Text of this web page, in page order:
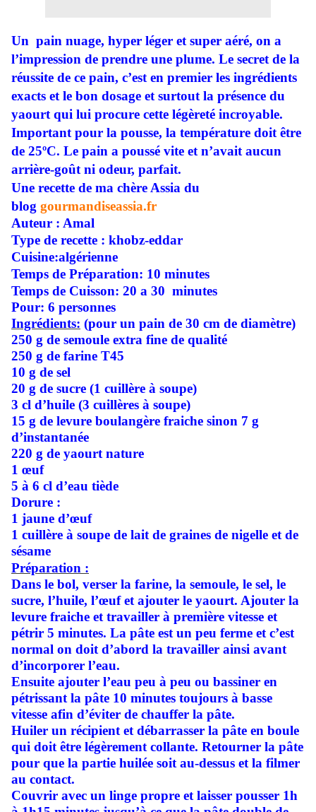
Un pain nuage, hyper léger et super aéré, on a
l’impression de prendre une plume. Le secret de la
réussite de ce pain, c’est en premier les ingrédients
exacts et le bon dosage et surtout la présence du
yaourt qui lui procure cette légèreté incroyable.
Important pour la pousse, la température doit être
de 25ºC. Le pain a poussé vite et n’avait aucun
arrière-goût ni odeur, parfait.
Une recette de ma chère Assia du
blog gourmandiseassia.fr
Auteur : Amal
Type de recette : khobz-eddar
Cuisine:algérienne
Temps de Préparation: 10 minutes
Temps de Cuisson: 20 a 30 minutes
Pour: 6 personnes
Ingrédients: (pour un pain de 30 cm de diamètre)
250 g de semoule extra fine de qualité
250 g de farine T45
10 g de sel
20 g de sucre (1 cuillère à soupe)
3 cl d’huile (3 cuillères à soupe)
15 g de levure boulangère fraiche sinon 7 g
d’instantanée
220 g de yaourt nature
1 œuf
5 à 6 cl d’eau tiède
Dorure :
1 jaune d’œuf
1 cuillère à soupe de lait de graines de nigelle et de
sésame
Préparation :
Dans le bol, verser la farine, la semoule, le sel, le
sucre, l’huile, l’œuf et ajouter le yaourt. Ajouter la
levure fraiche et travailler à première vitesse et
pétrir 5 minutes. La pâte est un peu ferme et c’est
normal on doit d’abord la travailler ainsi avant
d’incorporer l’eau.
Ensuite ajouter l’eau peu à peu ou bassiner en
pétrissant la pâte 10 minutes toujours à basse
vitesse afin d’éviter de chauffer la pâte.
Huiler un récipient et débarrasser la pâte en boule
qui doit être légèrement collante. Retourner la pâte
pour que la partie huilée soit au-dessus et la filmer
au contact.
Couvrir avec un linge propre et laisser pousser 1h